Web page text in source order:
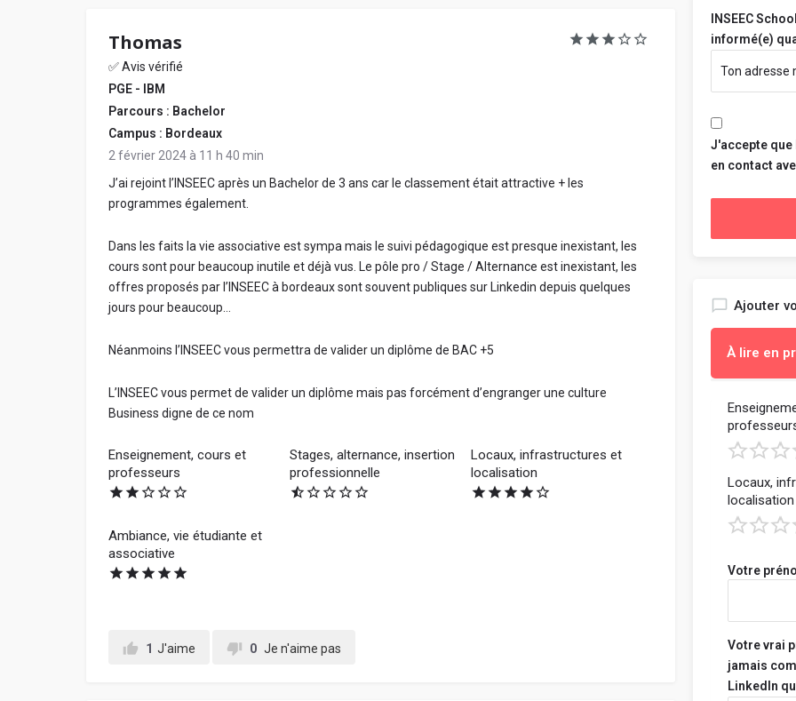
Thomas
✅ Avis vérifié
PGE - IBM
Parcours : Bachelor
Campus : Bordeaux
2 février 2024 à 11 h 40 min
J’ai rejoint l’INSEEC après un Bachelor de 3 ans car le classement était attractive + les
programmes également.
Dans les faits la vie associative est sympa mais le suivi pédagogique est presque inexistant, les
cours sont pour beaucoup inutile et déjà vus. Le pôle pro / Stage / Alternance est inexistant, les
offres proposés par l’INSEEC à bordeaux sont souvent publiques sur Linkedin depuis quelques
jours pour beaucoup…
Néanmoins l’INSEEC vous permettra de valider un diplôme de BAC +5
L’INSEEC vous permet de valider un diplôme mais pas forcément d’engranger une culture
Business digne de ce nom
Enseignement, cours et
professeurs
Stages, alternance, insertion
professionnelle
Locaux, infrastructures et
localisation
Ambiance, vie étudiante et
associative
1 J'aime 0 Je n'aime pas
INSEEC
informé(e)
J'accepte que
en contact
Ajouter
À lire en
L'objectif
vraiment,
- Sois
- Mentionne
apprécies
- Parle de
- Tes
nuire, ni
personne
Locaux,
localisation
Votre
Votre vrai
jamais
LinkedIn